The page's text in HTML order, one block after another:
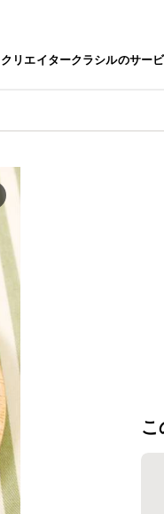
クリエイタークラシルのサー